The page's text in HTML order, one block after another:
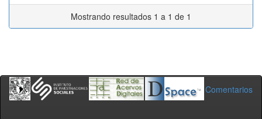
Mostrando resultados 1 a 1 de 1
Comentarios